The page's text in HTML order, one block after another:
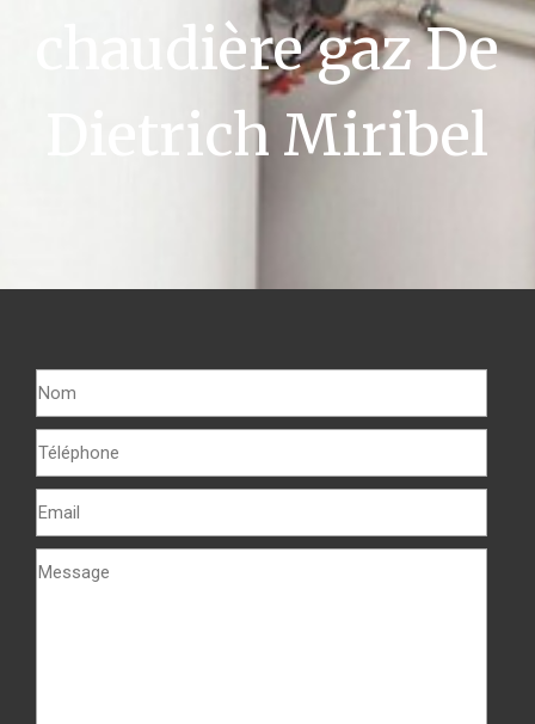
chaudière gaz De
Dietrich Miribel